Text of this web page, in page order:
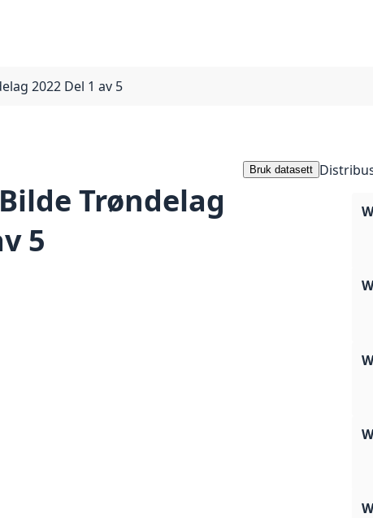
2022 Del 1 av 5
Trøndelag
5
Bruk datasett